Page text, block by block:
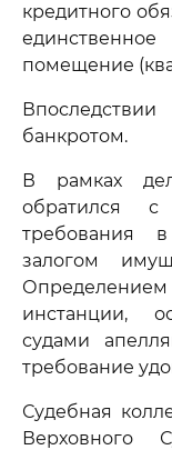
кредитного
помещение
банкротом.
В рамках
обратился
требования
залогом
инстанции,
судами
требование
Судебная
Верховного